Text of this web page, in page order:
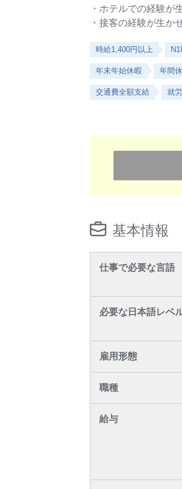
・ホテルでの経験が
・接客の経験が生か
時給1,400円以上
年末年始休暇 年間
交通費全額支給 就
基本情報
仕事で必要な言語
必要な日本語レベ
雇用形態
職種
給与